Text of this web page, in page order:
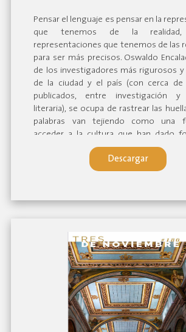
Pensar el lenguaje es pensar en la
que tenemos de la
representaciones que tenemos de las
para ser más precisos. Oswaldo
de los investigadores más rigurosos
de la ciudad y el país (con cerca de
publicados, entre investigación y
literaria), se ocupa de rastrear las
palabras van tejiendo como una
acceder a la cultura que han dado
largo del tiempo, buscando
explicaciones o luces para eso tan
es el quehacer humano
Descargar